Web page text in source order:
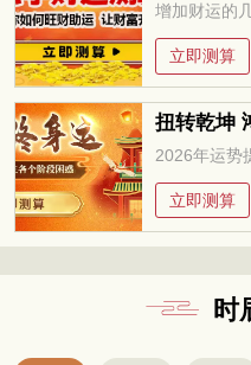
增加财运的
立即测算
扭转乾坤
2026年运势
立即测算
时